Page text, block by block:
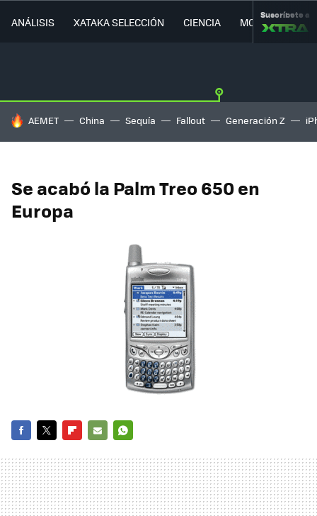
ANÁLISIS XATAKA SELECCIÓN CIENCIA MOVILIDAD
Suscríbete a
HOY SE HABLA DE
AEMET China Sequía Fallout Generación Z
Se acabó la Palm Treo 650 en
Europa
MAIL